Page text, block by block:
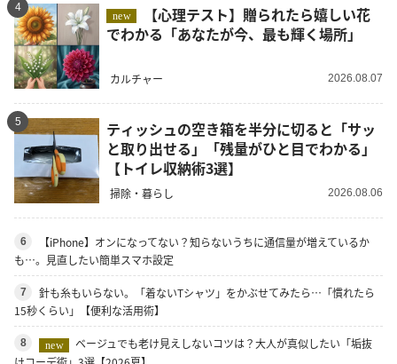
4
new
でわかる「あなたが今、最も輝く場所」
カルチャー 2026.08.07
5
ティッシュの空き箱を半分に切ると「サッ
と取り出せる」「残量がひと目でわかる」
【トイレ収納術3選】
掃除・暮らし 2026.08.06
6
【iPhone】オンになってない？知らないうちに通信量が増えているか
も…。見直したい簡単スマホ設定
7
針も糸もいらない。「着ないTシャツ」をかぶせてみたら…「慣れたら
15秒くらい」【便利な活用術】
8 new
ベージュでも老け見えしないコツは？大人が真似したい「垢抜